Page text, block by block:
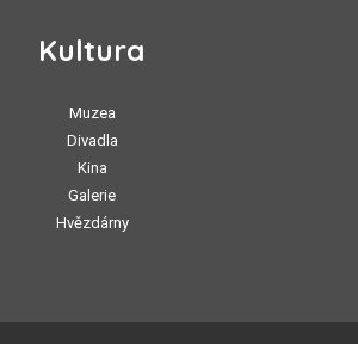
Kultura
Muzea
Divadla
Kina
Galerie
Hvězdárny